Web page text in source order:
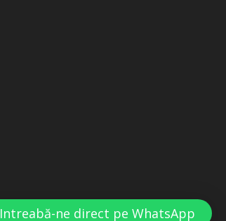
Intreabă-ne direct pe WhatsApp